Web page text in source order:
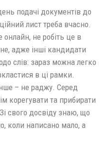
подачі документів до
лист треба вчасно.
не робіть це в
адже інші кандидати
слів: зараз можна легко
в ці рамки.
– не раджу. Серед
корегувати та прибирати
свого досвіду знаю, що
коли написано мало, а